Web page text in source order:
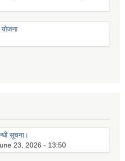
योजना
सूचना।
23, 2026 - 13:50